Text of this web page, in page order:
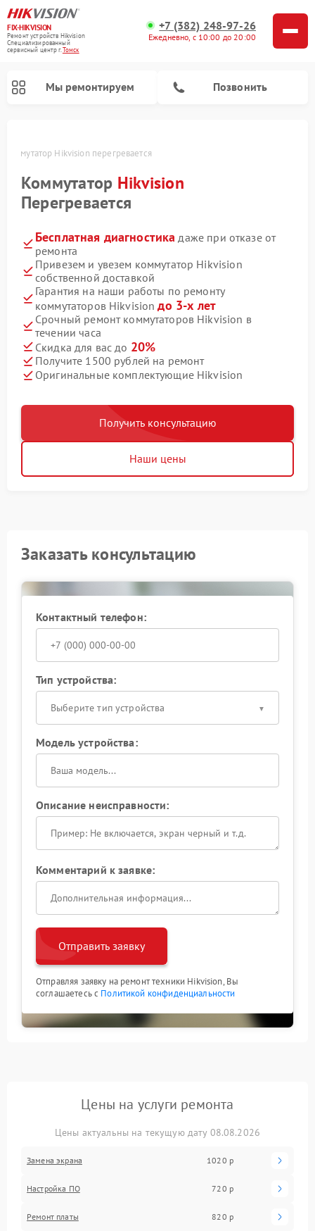
FIX-HIKVISION
Ремонт устройств Hikvision
Специализированный
cервисный центр г.Томск
+7 (382) 248-97-26
Ежедневно, с 10:00 до 20:00
Мы ремонтируем Позвонить
Коммутатор Hikvision перегревается
Коммутатор Hikvision
Перегревается
Бесплатная диагностика даже при отказе от
ремонта
Привезем и увезем коммутатор Hikvision
собственной доставкой
Гарантия на наши работы по ремонту
коммутаторов Hikvisionдо 3-х лет
Срочный ремонт коммутаторов Hikvision в
течении часа
Скидка для вас до 20%
Получите 1500 рублей на ремонт
Оригинальные комплектующие Hikvision
Получить консультацию
Наши цены
Заказать консультацию
Контактный телефон:
Тип устройства:
Выберите тип устройства
Модель устройства:
Описание неисправности:
Комментарий к заявке:
Отправить заявку
Отправляя заявку на ремонт техники Hikvision, Вы
соглашаетесь с Политикой конфиденциальности
Цены на услуги ремонта
Цены актуальны на текущую дату 08.08.2026
Замена экрана 1020 р
Настройка ПО 720 р
Ремонт платы 820 р